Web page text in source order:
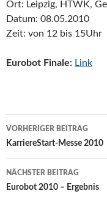
Ort: Leipzig, HTWK,
Datum: 08.05.2010
Zeit: von 12 bis 15Uhr
Eurobot Finale: Link
VORHERIGER BEITRAG
KarriereStart-Messe 2010
NÄCHSTER BEITRAG
Eurobot 2010 – Ergebnis